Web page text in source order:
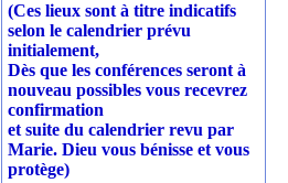
(Ces lieux sont à titre indicatifs
selon le calendrier prévu
initialement,
Dès que les conférences seront à
nouveau possibles vous recevrez
confirmation
et suite du calendrier revu par
Marie. Dieu vous bénisse et vous
protège)